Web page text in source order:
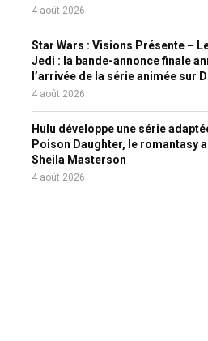
4 août 2026
Star Wars : Visions Présente –
Jedi : la bande-annonce finale
l’arrivée de la série animée sur
4 août 2026
Hulu développe une série
Poison Daughter, le romantasy
Sheila Masterson
4 août 2026